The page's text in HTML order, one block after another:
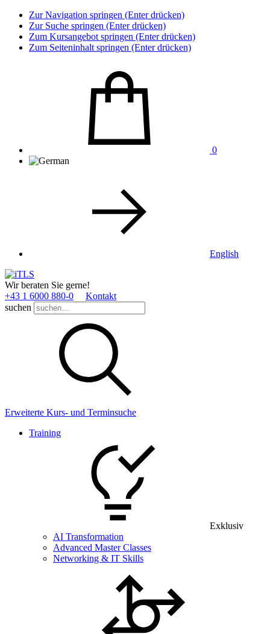
Zur Navigation springen (Enter drücken)
Zur Suche springen (Enter drücken)
Zum Kursangebot springen (Enter drücken)
Zum Seiteninhalt springen (Enter drücken)
0
English
Wir beraten Sie gerne!
+43 1 6000 880­-0
Kontakt
suchen
Erweiterte Kurs- und Terminsuche
Training
Exklusiv
AI Transformation
Advanced Master Classes
Networking & IT Skills